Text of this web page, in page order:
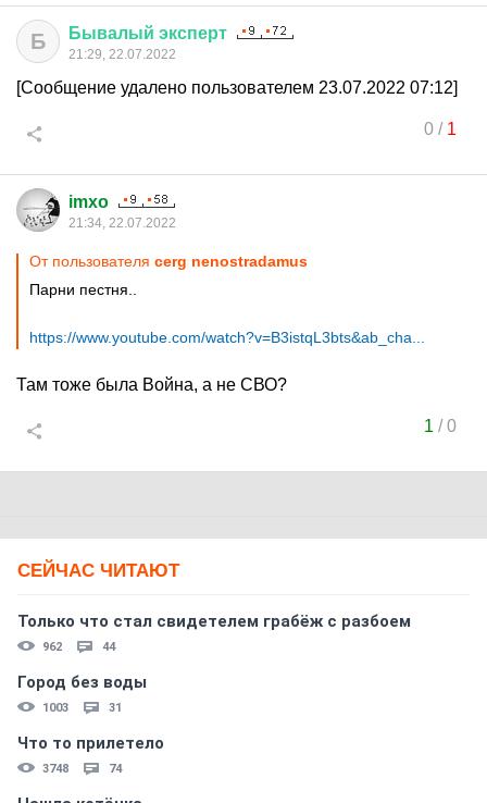
Б Бывалый эксперт
21:29, 22.07.2022
[Сообщение удалено пользователем 23.07.2022 07:12]
0/ 1
imxo
21:34, 22.07.2022
От пользователя cerg nenostradamus
Парни пестня..
https://www.youtube.com/watch?v=B3istqL3bts&ab_cha...
Там тоже была Война, а не СВО?
1 /0
СЕЙЧАС ЧИТАЮТ
Только что стал свидетелем грабёж с разбоем
962 44
Город без воды
1003 31
Что то прилетело
3748 74